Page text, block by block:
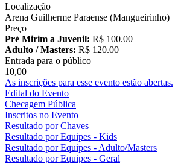
Localização
Arena Guilherme Paraense (Mangueirinho)
Preço
Pré Mirim a Juvenil: R$ 100.00
Adulto / Masters: R$ 120.00
Entrada para o público
10,00
As inscrições para esse evento estão abertas.
Edital do Evento
Checagem Pública
Inscritos no Evento
Resultado por Chaves
Resultado por Equipes - Kids
Resultado por Equipes - Adulto/Masters
Resultado por Equipes - Geral